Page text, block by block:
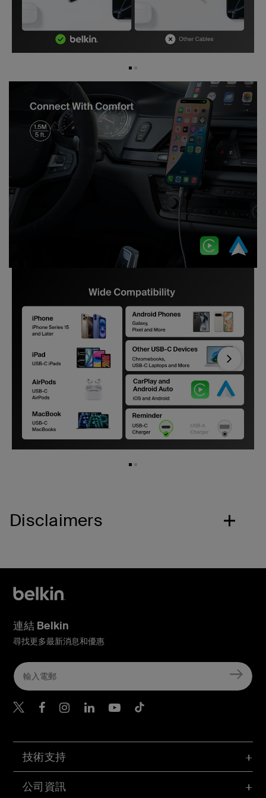
Next
Disclaimers
技術支持
公司資訊
連結 Belkin
尋找更多最新消息和優惠
Belkin Twitter
Belkin Hong Kong
Belkin Instagram
Belkin Hong Kong
Belkin Youtube
Belkin TikTok